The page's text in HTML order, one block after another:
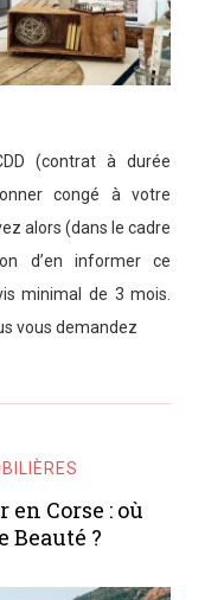
(contrat à durée
congé à votre
alors (dans le cadre
d’en informer ce
minimal de 3 mois.
vous demandez
Corse : où
Beauté ?